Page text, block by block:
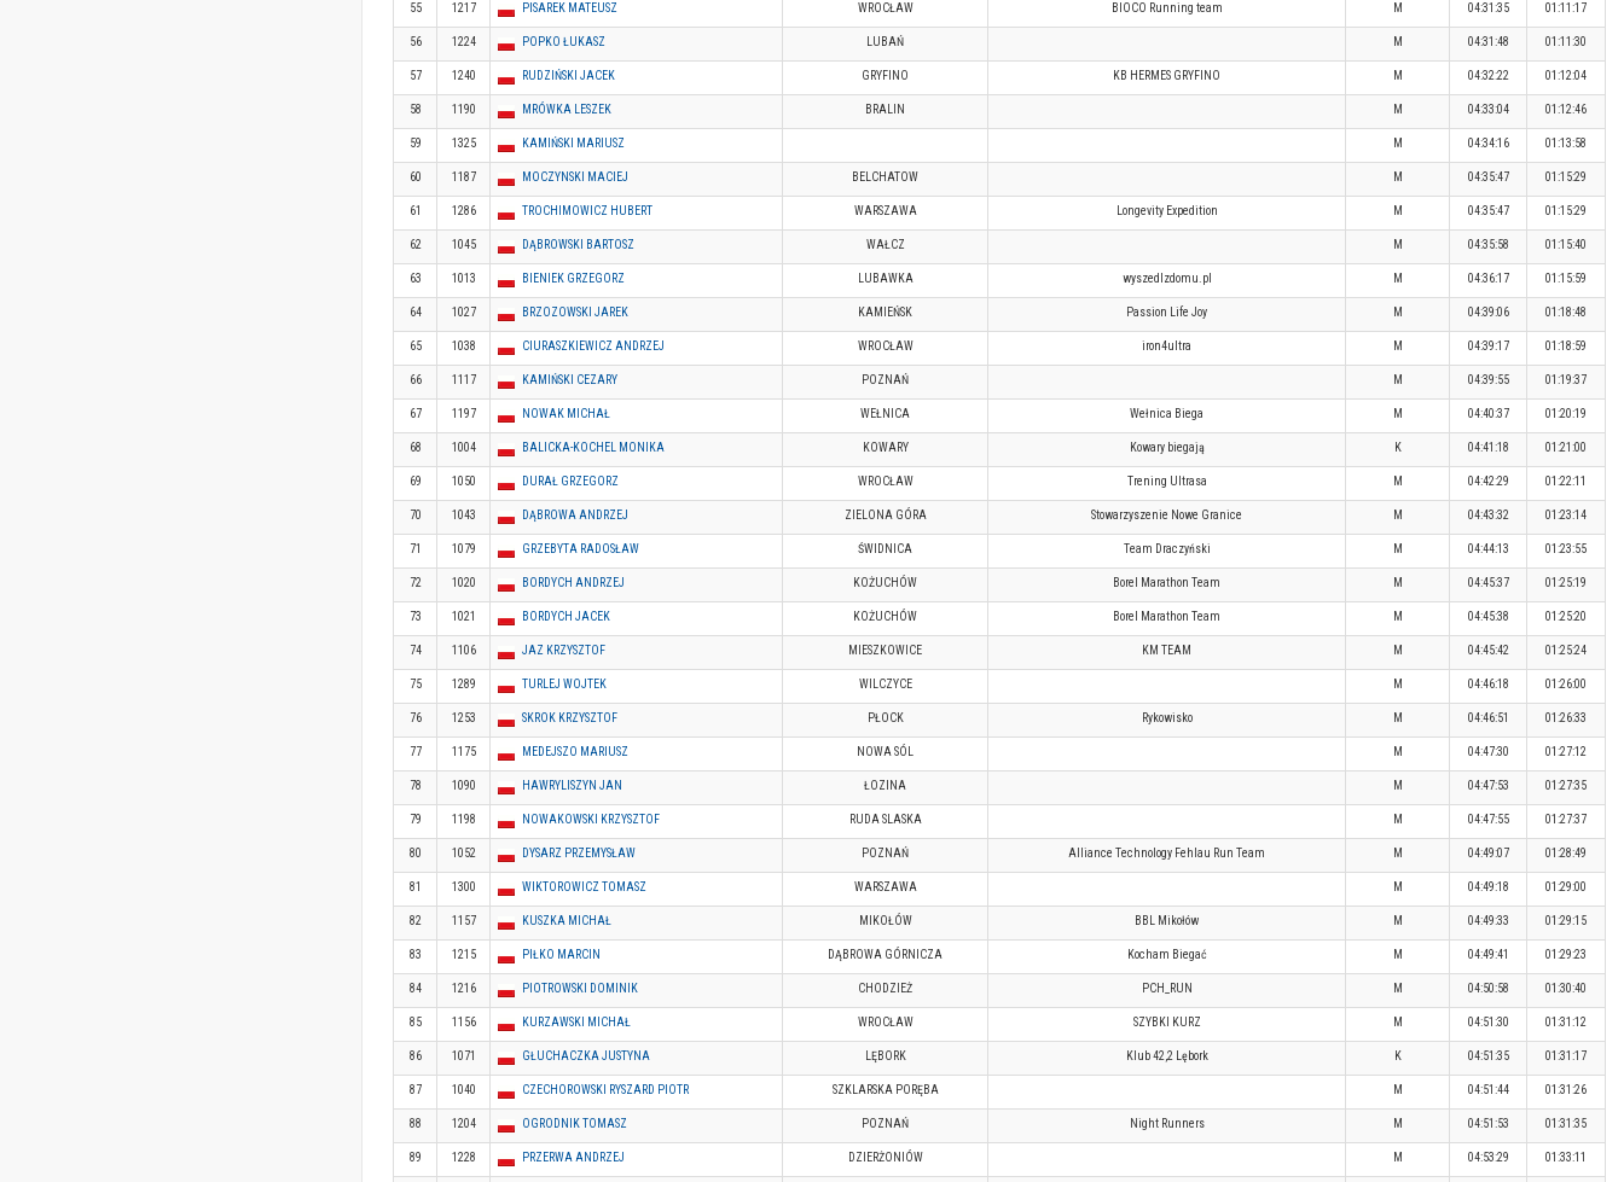
55 1217 PISAREK MATEUSZ WROCŁAW BIOCO Running team M 04:31:35 01:11:17
56 1224 POPKO ŁUKASZ LUBAŃ M 04:31:48 01:11:30
57 1240 RUDZIŃSKI JACEK GRYFINO KB HERMES GRYFINO M 04:32:22 01:12:04
58 1190 MRÓWKA LESZEK BRALIN M 04:33:04 01:12:46
59 1325 KAMIŃSKI MARIUSZ M 04:34:16 01:13:58
60 1187 MOCZYNSKI MACIEJ BELCHATOW M 04:35:47 01:15:29
61 1286 TROCHIMOWICZ HUBERT WARSZAWA Longevity Expedition M 04:35:47 01:15:29
62 1045 DĄBROWSKI BARTOSZ WAŁCZ M 04:35:58 01:15:40
63 1013 BIENIEK GRZEGORZ LUBAWKA wyszedlzdomu.pl M 04:36:17 01:15:59
64 1027 BRZOZOWSKI JAREK KAMIEŃSK Passion Life Joy M 04:39:06 01:18:48
65 1038 CIURASZKIEWICZ ANDRZEJ WROCŁAW iron4ultra M 04:39:17 01:18:59
66 1117 KAMIŃSKI CEZARY POZNAŃ M 04:39:55 01:19:37
67 1197 NOWAK MICHAŁ WEŁNICA Wełnica Biega M 04:40:37 01:20:19
68 1004 BALICKA-KOCHEL MONIKA KOWARY Kowary biegają K 04:41:18 01:21:00
69 1050 DURAŁ GRZEGORZ WROCŁAW Trening Ultrasa M 04:42:29 01:22:11
70 1043 DĄBROWA ANDRZEJ ZIELONA GÓRA Stowarzyszenie Nowe Granice M 04:43:32 01:23:14
71 1079 GRZEBYTA RADOSŁAW ŚWIDNICA Team Draczyński M 04:44:13 01:23:55
72 1020 BORDYCH ANDRZEJ KOŻUCHÓW Borel Marathon Team M 04:45:37 01:25:19
73 1021 BORDYCH JACEK KOŻUCHÓW Borel Marathon Team M 04:45:38 01:25:20
74 1106 JAZ KRZYSZTOF MIESZKOWICE KM TEAM M 04:45:42 01:25:24
75 1289 TURLEJ WOJTEK WILCZYCE M 04:46:18 01:26:00
76 1253 SKROK KRZYSZTOF PŁOCK Rykowisko M 04:46:51 01:26:33
77 1175 MEDEJSZO MARIUSZ NOWA SÓL M 04:47:30 01:27:12
78 1090 HAWRYLISZYN JAN ŁOZINA M 04:47:53 01:27:35
79 1198 NOWAKOWSKI KRZYSZTOF RUDA SLASKA M 04:47:55 01:27:37
80 1052 DYSARZ PRZEMYSŁAW POZNAŃ Alliance Technology Fehlau Run Team M 04:49:07 01:28:49
81 1300 WIKTOROWICZ TOMASZ WARSZAWA M 04:49:18 01:29:00
82 1157 KUSZKA MICHAŁ MIKOŁÓW BBL Mikołów M 04:49:33 01:29:15
83 1215 PIŁKO MARCIN DĄBROWA GÓRNICZA Kocham Biegać M 04:49:41 01:29:23
84 1216 PIOTROWSKI DOMINIK CHODZIEŻ PCH_RUN M 04:50:58 01:30:40
85 1156 KURZAWSKI MICHAŁ WROCŁAW SZYBKI KURZ M 04:51:30 01:31:12
86 1071 GŁUCHACZKA JUSTYNA LĘBORK Klub 42,2 Lębork K 04:51:35 01:31:17
87 1040 CZECHOROWSKI RYSZARD PIOTR SZKLARSKA PORĘBA M 04:51:44 01:31:26
88 1204 OGRODNIK TOMASZ POZNAŃ Night Runners M 04:51:53 01:31:35
89 1228 PRZERWA ANDRZEJ DZIERŻONIÓW M 04:53:29 01:33:11